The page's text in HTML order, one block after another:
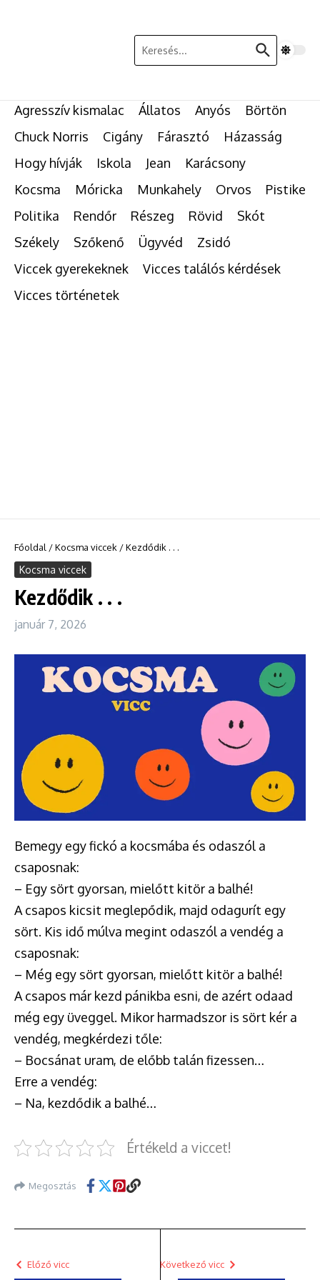
Keresés:
Agresszív kismalac Állatos Anyós
Börtön
Chuck Norris
Cigány Fárasztó
Házasság
Hogy hívják
Iskola Jean
Karácsony
Kocsma
Móricka Munkahely Orvos
Pistike
Politika
Rendőr Részeg Rövid
Skót
Székely
Szőkenő Ügyvéd
Zsidó
Viccek gyerekeknek
Vicces találós kérdések
Vicces történetek
Főoldal /Kocsma viccek /Kezdődik . . .
Kocsma viccek
Kezdődik . . .
január 7, 2026
Bemegy egy fickó a kocsmába és odaszól a
csaposnak:
– Egy sört gyorsan, mielőtt kitör a balhé!
A csapos kicsit meglepődik, majd odagurít egy
sört. Kis idő múlva megint odaszól a vendég a
csaposnak:
– Még egy sört gyorsan, mielőtt kitör a balhé!
A csapos már kezd pánikba esni, de azért odaad
még egy üveggel. Mikor harmadszor is sört kér a
vendég, megkérdezi tőle:
– Bocsánat uram, de előbb talán fizessen…
Erre a vendég:
– Na, kezdődik a balhé…
Értékeld a viccet!
Megosztás
Előző vicc Következő vicc